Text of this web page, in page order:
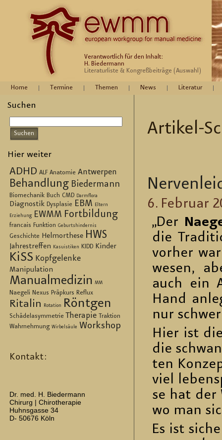
Verantwortlich für den Inhalt:
H. Biedermann
Literaturliste & Kongreßbeiträge (Auswahl)
Home Termine Themen News Literatur
Suchen
Hier weiter
ADHD ALF Anatomie Antwerpen
Behandlung Biedermann
Biomechanik Buch CMD Darmflora
Diagnostik Dysplasie EBM Eltern
Erziehung EWMM Fortbildung
francais Funktion Geburtshindernis
Geschichte Helmorthese HWS
Jahrestreffen Kasuistiken KIDD Kinder
KiSS Kopfgelenke
Manipulation
Manualmedizin MM
Naegeli Nexus Präpkurs Reflux
Ritalin Rotation Röntgen
Schädelasymmetrie Therapie Traktion
Wahrnehmung Wirbelsäule Workshop
Kontakt:
Dr. med. H. Biedermann
Chirurg | Chirotherapie
Huhnsgasse 34
D- 50676 Köln
Ar­ti­kel-
6. Fe­bru­ar
„Der
die
vor­her
we­sen,
auch ein
Hand
nur
Hier ist
die
ten
viel
se hat der
wo man
Es ist